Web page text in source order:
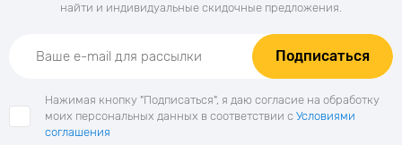
найти и индивидуальные скидочные предложения.
Подписаться
Нажимая кнопку "Подписаться", я даю согласие на обработку
моих персональных данных в соответствии с Условиями
соглашения